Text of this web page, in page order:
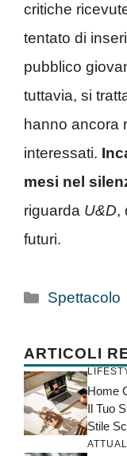
critiche
tentato di
pubblico
tuttavia, si
hanno ancora
interessati.
mesi nel
riguarda U&D,
futuri.
Categorie
Spettacolo
ARTICOLI
Home
Il Tuo
Stile